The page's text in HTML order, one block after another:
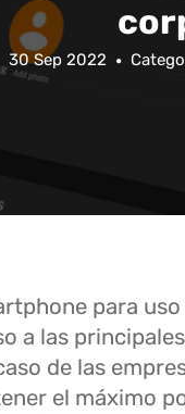
30 Sep 2022
para
a las
de las
el máximo